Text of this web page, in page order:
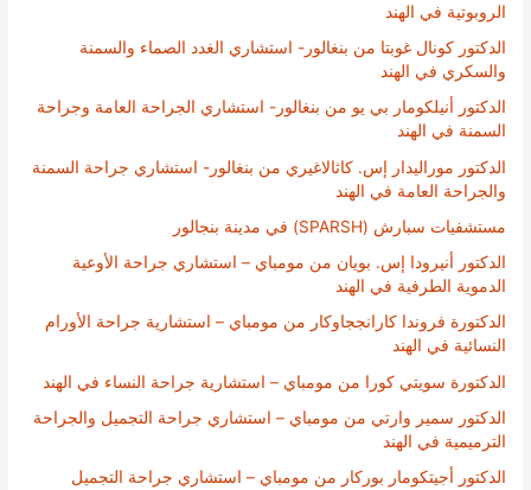
الروبوتية في الهند
الدكتور كونال غوبتا من بنغالور- استشاري الغدد الصماء والسمنة
والسكري في الهند
الدكتور أنيلكومار بي يو من بنغالور- استشاري الجراحة العامة وجراحة
السمنة في الهند
الدكتور موراليدار إس. كاثالاغيري من بنغالور- استشاري جراحة السمنة
والجراحة العامة في الهند
مستشفيات سبارش (SPARSH) في مدينة بنجالور
الدكتور أنيرودا إس. بويان من مومباي – استشاري جراحة الأوعية
الدموية الطرفية في الهند
الدكتورة فروندا كارانججاوكار من مومباي – استشارية جراحة الأورام
النسائية في الهند
الدكتورة سويتي كورا من مومباي – استشارية جراحة النساء في الهند
الدكتور سمير وارتي من مومباي – استشاري جراحة التجميل والجراحة
الترميمية في الهند
الدكتور أجيتكومار بوركار من مومباي – استشاري جراحة التجميل